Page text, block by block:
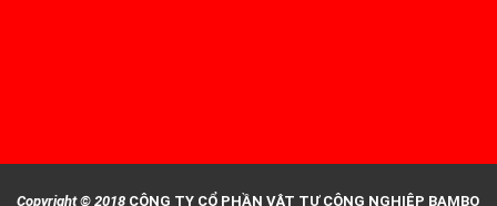
Copyright © 2018 CÔNG TY CỔ PHẦN VẬT TƯ CÔNG NGHIỆP BAMBO